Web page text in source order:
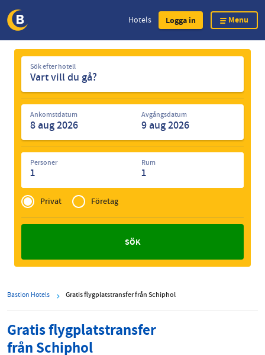
Skip
Hotels Logga in Menu
Sök
efter
hotell
Sök efter hotell
Ankomstdatum Avgångsdatum
Personer
1
Rum
1
Privé
of
Zakelijk
Privat Företag
Bastion Hotels Gratis flygplatstransfer från Schiphol
Gratis flygplatstransfer
från Schiphol